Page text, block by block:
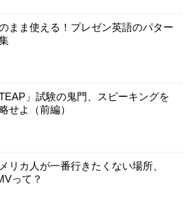
まま使える！プレゼン英語のパター
TEAP」試験の鬼門、スピーキングを
せよ（前編）
リカ人が一番行きたくない場所、
って？